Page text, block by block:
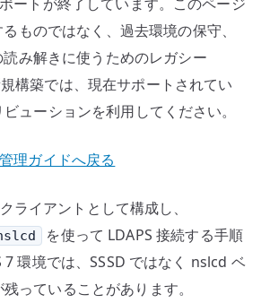
ものではなく、過去環境の保守、
み解きに使うためのレガシー
構築では、現在サポートされてい
ューションを利用してください。
理ガイドへ戻る
ライアントとして構成し、
を使って LDAPS 接続する手順
環境では、SSSD ではなく nslcd ベ
っていることがあります。